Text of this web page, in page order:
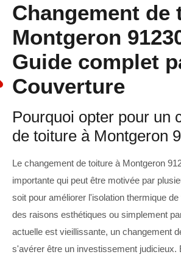
Changement de
Montgeron
Guide complet
Couverture
Pourquoi opter pour un
de toiture à Montgeron
Le changement de toiture à Montgeron
importante qui peut être motivée par
soit pour améliorer l'isolation thermique
des raisons esthétiques ou simplement
actuelle est vieillissante, un changement
s'avérer être un investissement judicieux.